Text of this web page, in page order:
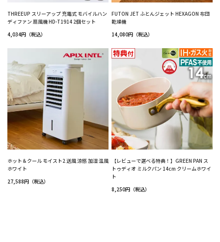
THREEUP スリーアップ 充電式 モバイルハン
ディファン 扇風機 HD-T1914 2個セット
4,034円（税込）
FUTON JET ふとんジェット HEXAGON 布団
乾燥機
14,080円（税込）
ホット＆クール モイスト2 送風 涼感 加湿 温風
ホワイト
27,588円（税込）
【レビューで選べる特典！】GREEN PAN ス
トゥディオ ミルクパン 14cm クリームホワイ
ト
8,250円（税込）